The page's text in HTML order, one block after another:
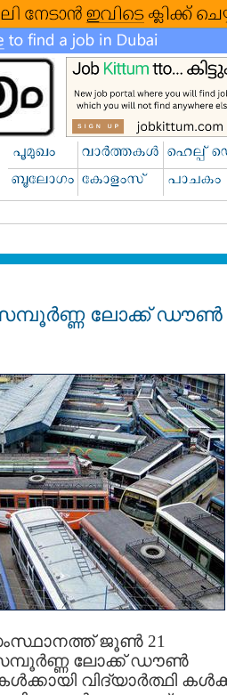
ലോക്ക് ഡൗണ്‍
ജൂണ്‍ 21
ലോക്ക് ഡൗണ്‍
വിദ്യാര്‍ത്ഥി